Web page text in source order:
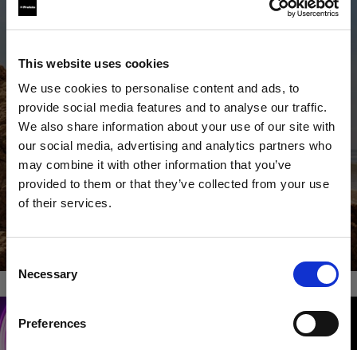
This website uses cookies
We use cookies to personalise content and ads, to
provide social media features and to analyse our traffic.
We also share information about your use of our site with
our social media, advertising and analytics partners who
may combine it with other information that you’ve
provided to them or that they’ve collected from your use
of their services.
Selection
Necessary
Preferences
Aggiornare la tua location?